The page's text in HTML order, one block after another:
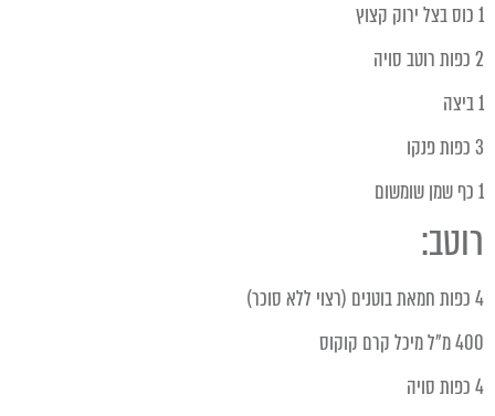
1 כוס בצל ירוק קצוץ
2 כפות רוטב סויה
1 ביצה
3 כפות פנקו
1 כף שמן שומשום
רוטב:
4 כפות חמאת בוטנים (רצוי ללא סוכר)
400 מ"ל מיכל קרם קוקוס
4 כפות סויה